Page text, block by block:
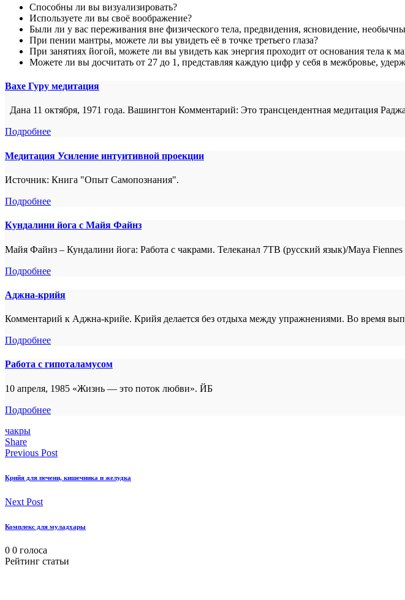
Способны ли вы визуализировать?
Используете ли вы своё воображение?
Были ли у вас переживания вне физического тела, предвидения, ясновидение,
При пении мантры, можете ли вы увидеть её в точке третьего глаза?
При занятиях йогой, можете ли вы увидеть как энергия проходит от основания тела к
Можете ли вы досчитать от 27 до 1, представляя каждую цифр у себя в межбровье,
Вахе Гуру медитация
Дана 11 октября, 1971 года. Вашингтон Комментарий: Это трансцендентная медитация
Подробнее
Медитация Усиление интуитивной проекции
Источник: Книга "Опыт Самопознания".
Подробнее
Кундалини йога с Майя Файнз
Майя Файнз – Кундалини йога: Работа с чакрами. Телеканал 7ТВ (русский язык)/Maya
Подробнее
Аджна-крийя
Комментарий к Аджна-крийе. Крийя делается без отдыха между упражнениями. Во время
Подробнее
Работа с гипоталамусом
10 апреля, 1985 «Жизнь — это поток любви». ЙБ
Подробнее
чакры
Share
Previous Post
Крийя для печени, кишечника и желудка
Next Post
Комплекс для муладхары
0 0 голоса
Рейтинг статьи